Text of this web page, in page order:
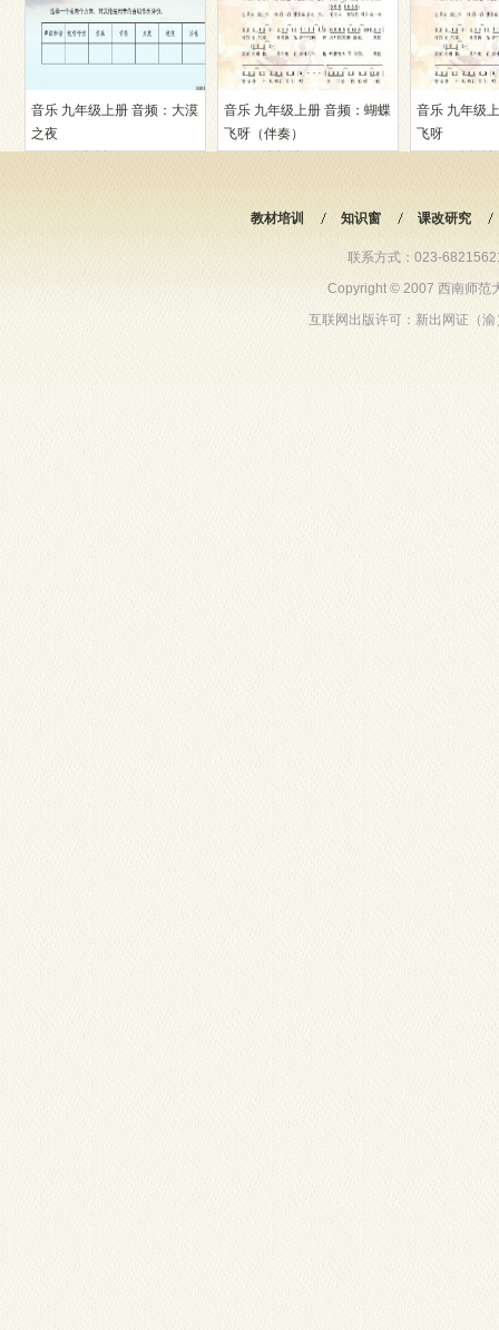
音乐 九年级上册 音频：大漠
之夜
音乐 九年级上册 音频：蝴蝶
飞呀（伴奏）
音乐 九年级
飞呀
教材培训 知识窗 课改研究
联系方式：023-
Copyright © 2007 西南师范
互联网出版许可：新出网证（